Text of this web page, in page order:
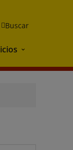
Buscar
Servicios